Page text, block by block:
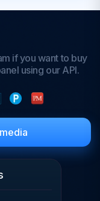
if you want to buy
using our API.